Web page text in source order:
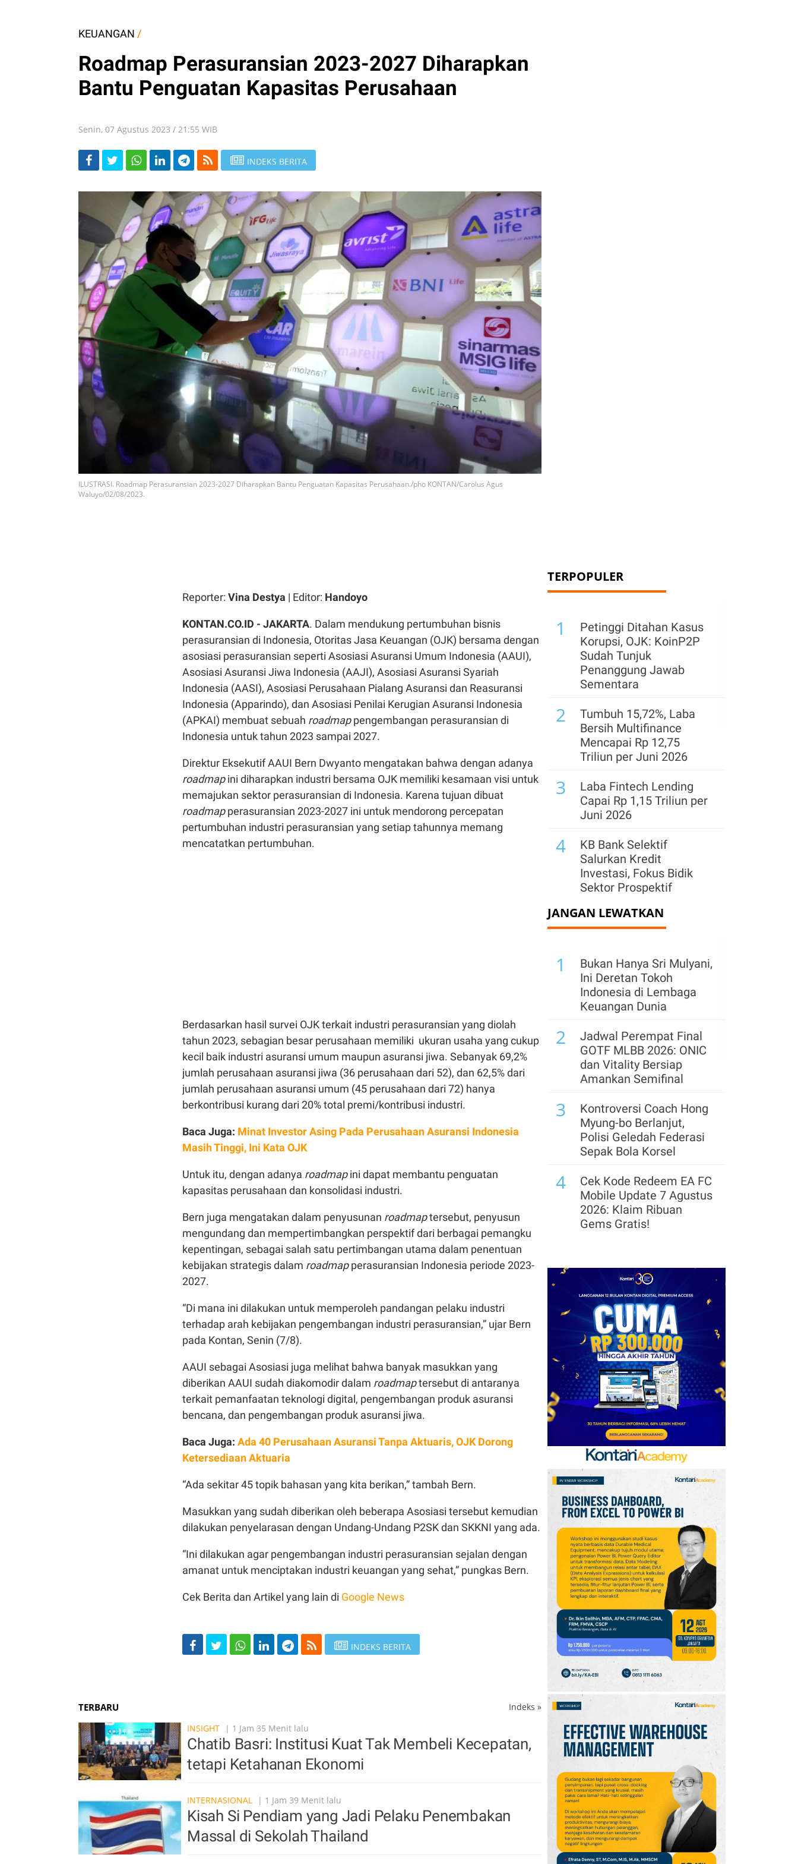
KEUANGAN /
Roadmap Perasuransian 2023-2027 Diharapkan
Bantu Penguatan Kapasitas Perusahaan
Senin, 07 Agustus 2023 / 21:55 WIB
INDEKS BERITA
ILUSTRASI. Roadmap Perasuransian 2023-2027 Diharapkan Bantu Penguatan Kapasitas Perusahaan./pho KONTAN/Carolus Agus
Waluyo/02/08/2023.
Reporter: Vina Destya | Editor: Handoyo
KONTAN.CO.ID - JAKARTA. Dalam mendukung pertumbuhan bisnis
perasuransian di Indonesia, Otoritas Jasa Keuangan (OJK) bersama dengan
asosiasi perasuransian seperti Asosiasi Asuransi Umum Indonesia (AAUI),
Asosiasi Asuransi Jiwa Indonesia (AAJI), Asosiasi Asuransi Syariah
Indonesia (AASI), Asosiasi Perusahaan Pialang Asuransi dan Reasuransi
Indonesia (Apparindo), dan Asosiasi Penilai Kerugian Asuransi Indonesia
(APKAI) membuat sebuah roadmappengembangan perasuransian di
Indonesia untuk tahun 2023 sampai 2027.
Direktur Eksekutif AAUI Bern Dwyanto mengatakan bahwa dengan adanya
roadmapini diharapkan industri bersama OJK memiliki kesamaan visi untuk
memajukan sektor perasuransian di Indonesia. Karena tujuan dibuat
roadmapperasuransian 2023-2027 ini untuk mendorong percepatan
pertumbuhan industri perasuransian yang setiap tahunnya memang
mencatatkan pertumbuhan.
Berdasarkan hasil survei OJK terkait industri perasuransian yang diolah
tahun 2023, sebagian besar perusahaan memiliki ukuran usaha yang cukup
kecil baik industri asuransi umum maupun asuransi jiwa. Sebanyak 69,2%
jumlah perusahaan asuransi jiwa (36 perusahaan dari 52), dan 62,5% dari
jumlah perusahaan asuransi umum (45 perusahaan dari 72) hanya
berkontribusi kurang dari 20% total premi/kontribusi industri.
Baca Juga: Minat Investor Asing Pada Perusahaan Asuransi Indonesia
Masih Tinggi, Ini Kata OJK
Untuk itu, dengan adanya roadmapini dapat membantu penguatan
kapasitas perusahaan dan konsolidasi industri.
Bern juga mengatakan dalam penyusunan roadmaptersebut, penyusun
mengundang dan mempertimbangkan perspektif dari berbagai pemangku
kepentingan, sebagai salah satu pertimbangan utama dalam penentuan
kebijakan strategis dalam roadmapperasuransian Indonesia periode 2023-
2027.
“Di mana ini dilakukan untuk memperoleh pandangan pelaku industri
terhadap arah kebijakan pengembangan industri perasuransian,” ujar Bern
pada Kontan, Senin (7/8).
AAUI sebagai Asosiasi juga melihat bahwa banyak masukkan yang
diberikan AAUI sudah diakomodir dalam roadmaptersebut di antaranya
terkait pemanfaatan teknologi digital, pengembangan produk asuransi
bencana, dan pengembangan produk asuransi jiwa.
Baca Juga: Ada 40 Perusahaan Asuransi Tanpa Aktuaris, OJK Dorong
Ketersediaan Aktuaria
“Ada sekitar 45 topik bahasan yang kita berikan,” tambah Bern.
Masukkan yang sudah diberikan oleh beberapa Asosiasi tersebut kemudian
dilakukan penyelarasan dengan Undang-Undang P2SK dan SKKNI yang ada.
“Ini dilakukan agar pengembangan industri perasuransian sejalan dengan
amanat untuk menciptakan industri keuangan yang sehat,” pungkas Bern.
Cek Berita dan Artikel yang lain di Google News
INDEKS BERITA
TERBARU Indeks »
INSIGHT
| 1 Jam 35 Menit lalu
Chatib Basri: Institusi Kuat Tak Membeli Kecepatan,
tetapi Ketahanan Ekonomi
INTERNASIONAL | 1 Jam 39 Menit lalu
Kisah Si Pendiam yang Jadi Pelaku Penembakan
Massal di Sekolah Thailand
TERPOPULER
1
Petinggi Ditahan Kasus
Korupsi, OJK: KoinP2P
Sudah Tunjuk
Penanggung Jawab
Sementara
2
Tumbuh 15,72%, Laba
Bersih Multifinance
Mencapai Rp 12,75
Triliun per Juni 2026
3
Laba Fintech Lending
Capai Rp 1,15 Triliun per
Juni 2026
4
KB Bank Selektif
Salurkan Kredit
Investasi, Fokus Bidik
Sektor Prospektif
5
Cetak Net Buy, Big Banks
Kompak Menghijau di
Pekan Ini
BCA Salurkan Kedit
Produktif Rp 802 Triliun
hingga Juni 2026
7
CIMB Niaga Gandeng
Ajaib Perkuat Produk
Investasi di OCTO, Incar
8
Simpanan Nasabah
Jumbo BCA Tumbuh 15%
pada Semester I-2026
9
Diterpa Gagal Bayar, OJK
Sebut iGrow Berfokus
Selesaikan Pembiayaan
Bermasalah
Muamalat Perluas
Ekosistem Haji Nasional
JANGAN LEWATKAN
1
Bukan Hanya Sri Mulyani,
Ini Deretan Tokoh
Indonesia di Lembaga
Keuangan Dunia
2
Jadwal Perempat Final
GOTF MLBB 2026: ONIC
dan Vitality Bersiap
Amankan Semifinal
3
Kontroversi Coach Hong
Myung-bo Berlanjut,
Polisi Geledah Federasi
Sepak Bola Korsel
4
Cek Kode Redeem EA FC
Mobile Update 7 Agustus
2026: Klaim Ribuan
Gems Gratis!
Treasuri 9,63 Miliar, Cek
Profil Emiten DSSA
hingga Kinerjanya
Arsenal Perpanjang
Kerja Sama dengan
Emirates hingga 2033, Ini
Detail Kemitraannya
7
Klasemen Grup A Piala
AFF 2026: Ini Skenario
Indonesia Lolos ke
Semifinal
8
Promo Alfamart Murah
Banget 7–13 Agustus
2026, Sunlight hingga
Bebelac Diskon
FIFA Akhirnya Cairkan
Hadiah Timnas Yordania
yang Tertunda 8 Bulan
10 Promo JSM Superindo
7–9 Agustus 2026,
Minyak Goreng Rp37.900
hingga Buah Diskon 50%